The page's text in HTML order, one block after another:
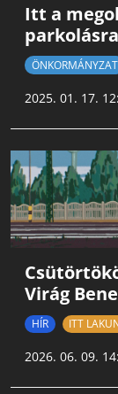
Itt a
parkolásra
ÖNKORMÁNYZAT
2025. 01. 17.
Virág
HÍR ITT
2026. 06. 09.